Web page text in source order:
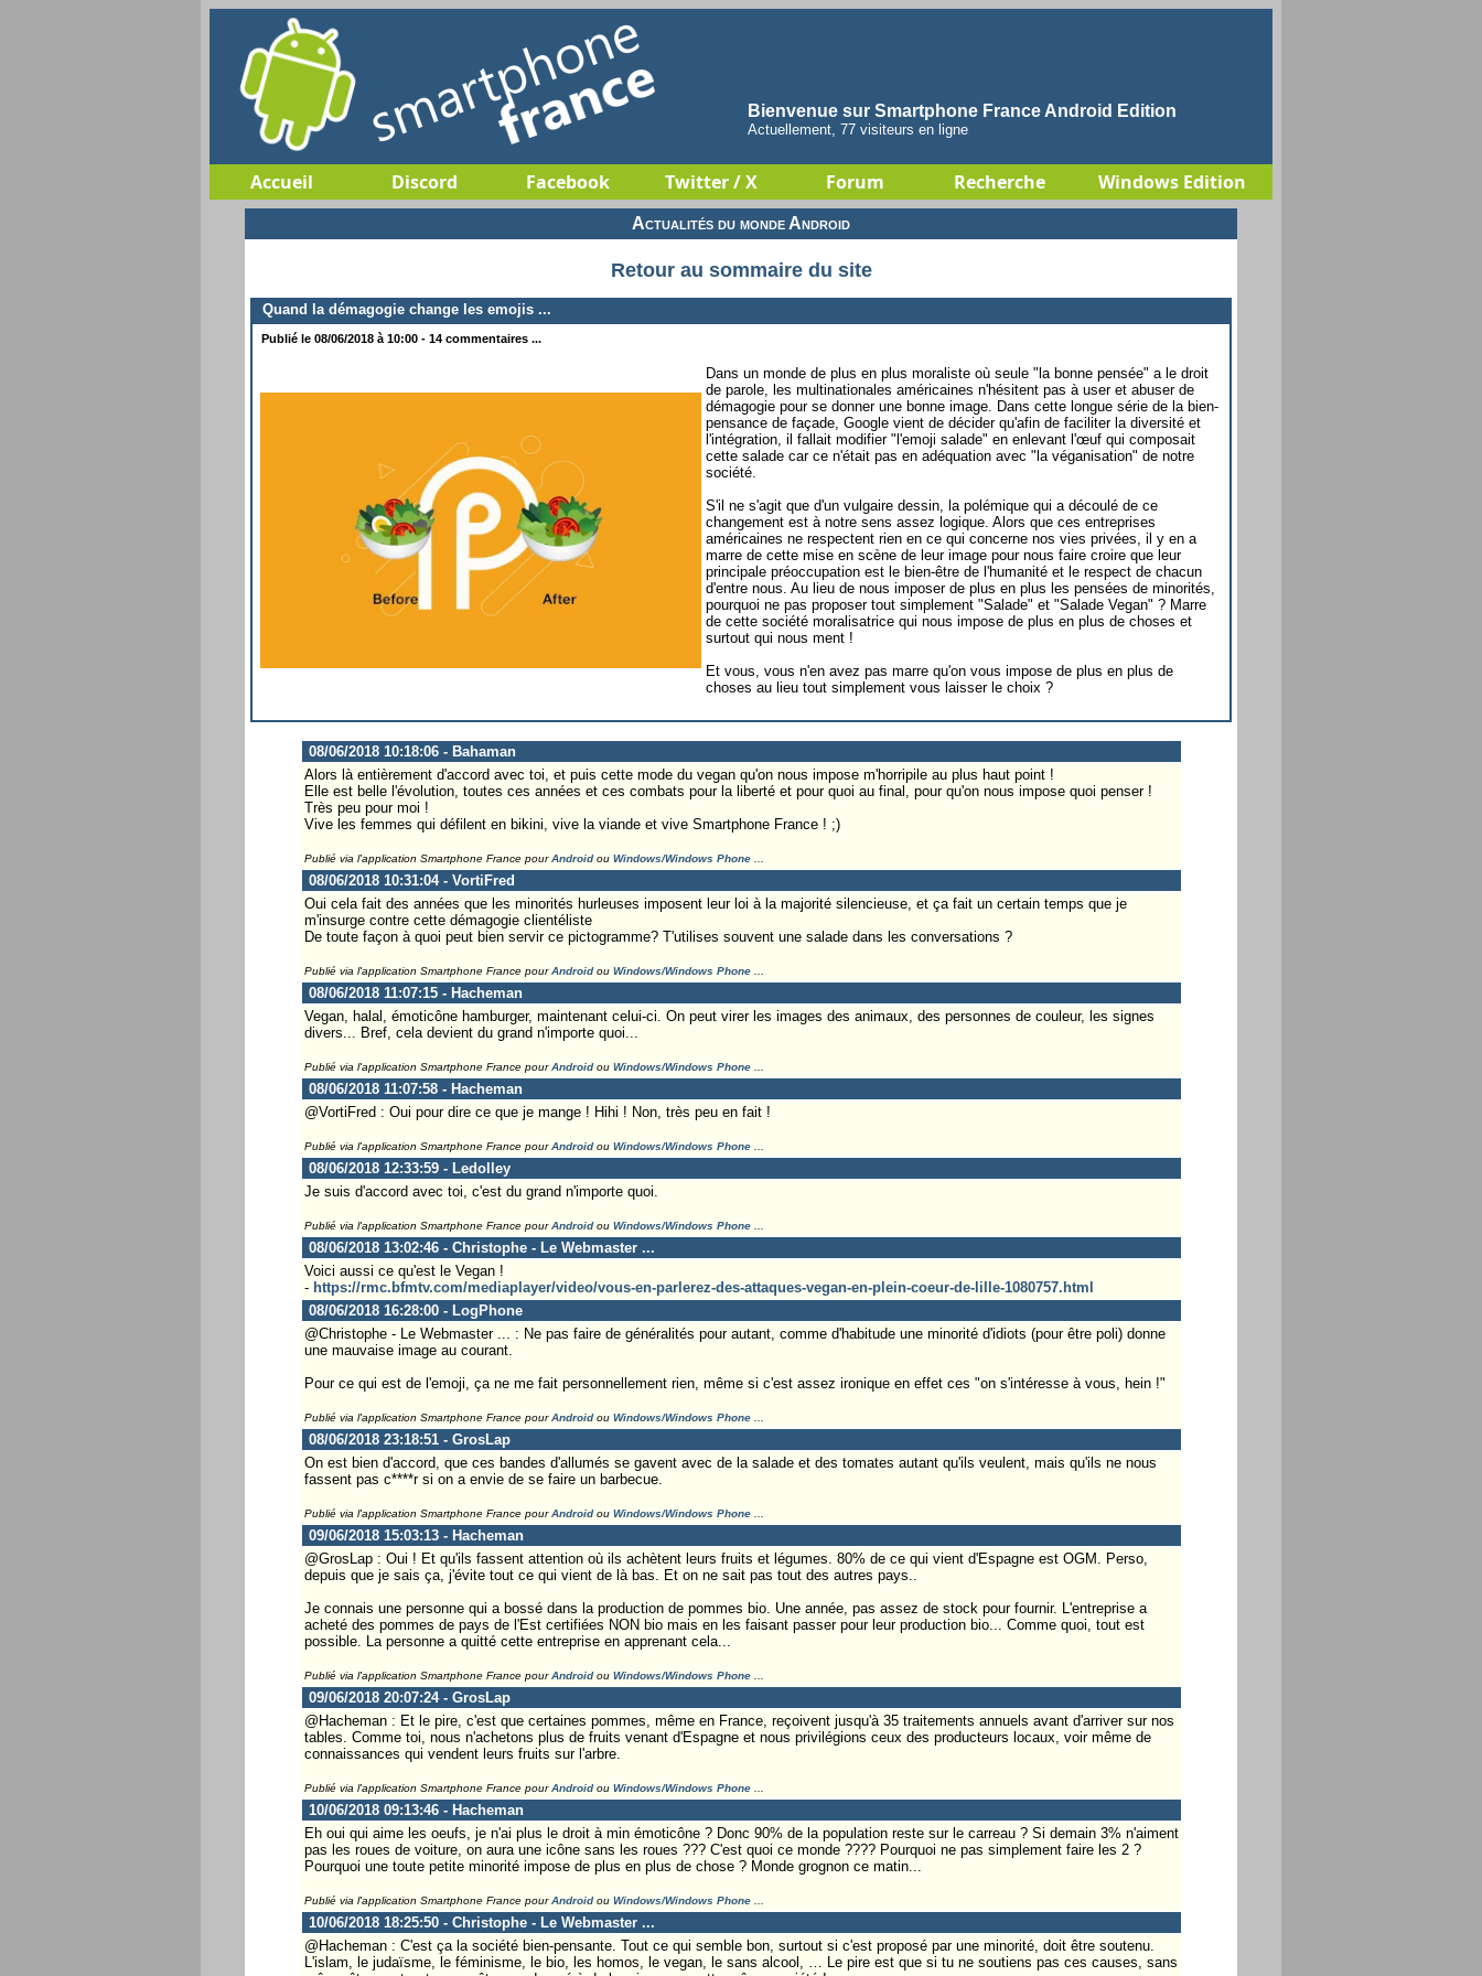
Bienvenue sur Smartphone France Android Edition
Actuellement, 77 visiteurs en ligne
Accueil Discord Facebook Twitter / X Forum Recherche Windows Edition
Actualités du monde Android
Retour au sommaire du site
Quand la démagogie change les emojis ...
Publié le 08/06/2018 à 10:00 - 14 commentaires ...
Dans un monde de plus en plus moraliste où seule "la bonne pensée" a le droit
de parole, les multinationales américaines n'hésitent pas à user et abuser de
démagogie pour se donner une bonne image. Dans cette longue série de la bien-
pensance de façade, Google vient de décider qu'afin de faciliter la diversité et
l'intégration, il fallait modifier "l'emoji salade" en enlevant l'œuf qui composait
cette salade car ce n'était pas en adéquation avec "la véganisation" de notre
société.
S'il ne s'agit que d'un vulgaire dessin, la polémique qui a découlé de ce
changement est à notre sens assez logique. Alors que ces entreprises
américaines ne respectent rien en ce qui concerne nos vies privées, il y en a
marre de cette mise en scène de leur image pour nous faire croire que leur
principale préoccupation est le bien-être de l'humanité et le respect de chacun
d'entre nous. Au lieu de nous imposer de plus en plus les pensées de minorités,
pourquoi ne pas proposer tout simplement "Salade" et "Salade Vegan" ? Marre
de cette société moralisatrice qui nous impose de plus en plus de choses et
surtout qui nous ment !
Et vous, vous n'en avez pas marre qu'on vous impose de plus en plus de
choses au lieu tout simplement vous laisser le choix ?
08/06/2018 10:18:06 - Bahaman
Alors là entièrement d'accord avec toi, et puis cette mode du vegan qu'on nous impose m'horripile au plus haut point !
Elle est belle l'évolution, toutes ces années et ces combats pour la liberté et pour quoi au final, pour qu'on nous impose quoi penser !
Très peu pour moi !
Vive les femmes qui défilent en bikini, vive la viande et vive Smartphone France ! ;)
Publié via l'application Smartphone France pourAndroidou Windows/Windows Phone...
08/06/2018 10:31:04 - VortiFred
Oui cela fait des années que les minorités hurleuses imposent leur loi à la majorité silencieuse, et ça fait un certain temps que je
m'insurge contre cette démagogie clientéliste
De toute façon à quoi peut bien servir ce pictogramme? T'utilises souvent une salade dans les conversations ?
Publié via l'application Smartphone France pourAndroidou Windows/Windows Phone...
08/06/2018 11:07:15 - Hacheman
Vegan, halal, émoticône hamburger, maintenant celui-ci. On peut virer les images des animaux, des personnes de couleur, les signes
divers... Bref, cela devient du grand n'importe quoi...
Publié via l'application Smartphone France pourAndroidou Windows/Windows Phone...
08/06/2018 11:07:58 - Hacheman
@VortiFred : Oui pour dire ce que je mange ! Hihi ! Non, très peu en fait !
Publié via l'application Smartphone France pourAndroidou Windows/Windows Phone...
08/06/2018 12:33:59 - Ledolley
Je suis d'accord avec toi, c'est du grand n'importe quoi.
Publié via l'application Smartphone France pourAndroidou Windows/Windows Phone...
08/06/2018 13:02:46 - Christophe - Le Webmaster ...
Voici aussi ce qu'est le Vegan !
- https://rmc.bfmtv.com/mediaplayer/video/vous-en-parlerez-des-attaques-vegan-en-plein-coeur-de-lille-1080757.html
08/06/2018 16:28:00 - LogPhone
@Christophe - Le Webmaster ... : Ne pas faire de généralités pour autant, comme d'habitude une minorité d'idiots (pour être poli) donne
une mauvaise image au courant.
Pour ce qui est de l'emoji, ça ne me fait personnellement rien, même si c'est assez ironique en effet ces "on s'intéresse à vous, hein !"
Publié via l'application Smartphone France pourAndroidou Windows/Windows Phone...
08/06/2018 23:18:51 - GrosLap
On est bien d'accord, que ces bandes d'allumés se gavent avec de la salade et des tomates autant qu'ils veulent, mais qu'ils ne nous
fassent pas c****r si on a envie de se faire un barbecue.
Publié via l'application Smartphone France pourAndroidou Windows/Windows Phone...
09/06/2018 15:03:13 - Hacheman
@GrosLap : Oui ! Et qu'ils fassent attention où ils achètent leurs fruits et légumes. 80% de ce qui vient d'Espagne est OGM. Perso,
depuis que je sais ça, j'évite tout ce qui vient de là bas. Et on ne sait pas tout des autres pays..
Je connais une personne qui a bossé dans la production de pommes bio. Une année, pas assez de stock pour fournir. L'entreprise a
acheté des pommes de pays de l'Est certifiées NON bio mais en les faisant passer pour leur production bio... Comme quoi, tout est
possible. La personne a quitté cette entreprise en apprenant cela...
Publié via l'application Smartphone France pourAndroidou Windows/Windows Phone...
09/06/2018 20:07:24 - GrosLap
@Hacheman : Et le pire, c'est que certaines pommes, même en France, reçoivent jusqu'à 35 traitements annuels avant d'arriver sur nos
tables. Comme toi, nous n'achetons plus de fruits venant d'Espagne et nous privilégions ceux des producteurs locaux, voir même de
connaissances qui vendent leurs fruits sur l'arbre.
Publié via l'application Smartphone France pourAndroidou Windows/Windows Phone...
10/06/2018 09:13:46 - Hacheman
Eh oui qui aime les oeufs, je n'ai plus le droit à min émoticône ? Donc 90% de la population reste sur le carreau ? Si demain 3% n'aiment
pas les roues de voiture, on aura une icône sans les roues ??? C'est quoi ce monde ???? Pourquoi ne pas simplement faire les 2 ?
Pourquoi une toute petite minorité impose de plus en plus de chose ? Monde grognon ce matin...
Publié via l'application Smartphone France pourAndroidou Windows/Windows Phone...
10/06/2018 18:25:50 - Christophe - Le Webmaster ...
@Hacheman : C'est ça la société bien-pensante. Tout ce qui semble bon, surtout si c'est proposé par une minorité, doit être soutenu.
L'islam, le judaïsme, le féminisme, le bio, les homos, le vegan, le sans alcool, … Le pire est que si tu ne soutiens pas ces causes, sans